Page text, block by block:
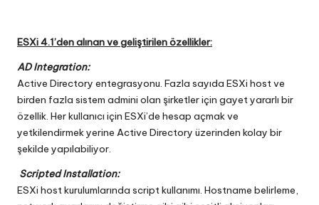
ESXi 4.1’den alınan ve geliştirilen özellikler:
AD Integration:
Active Directory entegrasyonu. Fazla sayıda ESXi host ve
birden fazla sistem admini olan şirketler için gayet yararlı bir
özellik. Her kullanıcı için ESXi’de hesap açmak ve
yetkilendirmek yerine Active Directory üzerinden kolay bir
şekilde yapılabiliyor.
Scripted Installation:
ESXi host kurulumlarında script kullanımı. Hostname belirleme,